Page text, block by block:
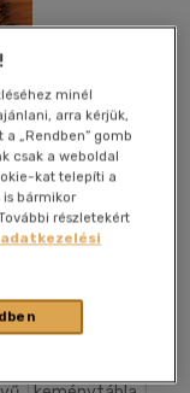
Megosztom
minél
arra kérjük,
„Rendben” gomb
csak a weboldal
kat telepíti a
bármikor
részletekért